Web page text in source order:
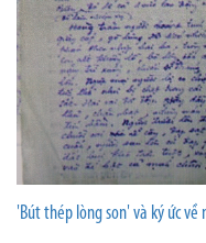
'Bút thép lòng son' và ký ức